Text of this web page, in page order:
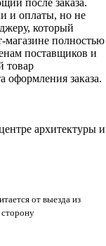
после заказа.
и оплаты, но не
который
магазине полностью
поставщиков и
товар
оформления заказа.
архитектуры и
от выезда из
сторону